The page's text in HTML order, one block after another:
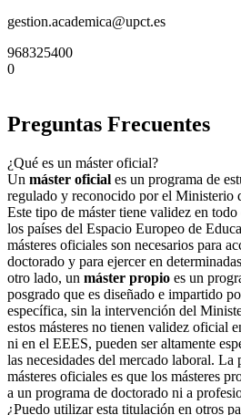
gestion.academica@upct.es
968325400
0
Preguntas Frecuentes
¿Qué es un máster oficial?
Un máster oficial es un programa de
regulado y reconocido por el Ministerio
Este tipo de máster tiene validez en
los países del Espacio Europeo de
másteres oficiales son necesarios para
doctorado y para ejercer en
otro lado, un máster propio es un
posgrado que es diseñado e impartido
específica, sin la intervención del
estos másteres no tienen validez oficial
ni en el EEES, pueden ser altamente
las necesidades del mercado laboral.
másteres oficiales es que los másteres
a un programa de doctorado ni a
¿Puedo utilizar esta titulación en otros